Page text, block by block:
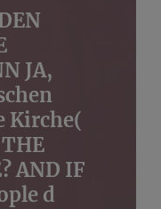
JA,
Kirche(
AND IF
d